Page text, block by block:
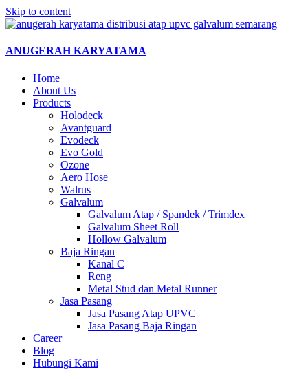
Skip to content
ANUGERAH KARYATAMA
Home
About Us
Products
Holodeck
Avantguard
Evodeck
Evo Gold
Ozone
Aero Hose
Walrus
Galvalum
Galvalum Atap / Spandek / Trimdex
Galvalum Sheet Roll
Hollow Galvalum
Baja Ringan
Kanal C
Reng
Metal Stud dan Metal Runner
Jasa Pasang
Jasa Pasang Atap UPVC
Jasa Pasang Baja Ringan
Career
Blog
Hubungi Kami